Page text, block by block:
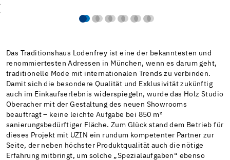
Das Traditionshaus Lodenfrey ist eine der bekanntesten und
renommiertesten Adressen in München, wenn es darum geht,
traditionelle Mode mit internationalen Trends zu verbinden.
Damit sich die besondere Qualität und Exklusivität zukünftig
auch im Einkaufserlebnis widerspiegeln, wurde das Holz Studio
Oberacher mit der Gestaltung des neuen Showrooms
beauftragt – keine leichte Aufgabe bei 850 m²
sanierungsbedürftiger Fläche. Zum Glück stand dem Betrieb für
dieses Projekt mit UZIN ein rundum kompetenter Partner zur
Seite, der neben höchster Produktqualität auch die nötige
Erfahrung mitbringt, um solche „Spezialaufgaben“ ebenso